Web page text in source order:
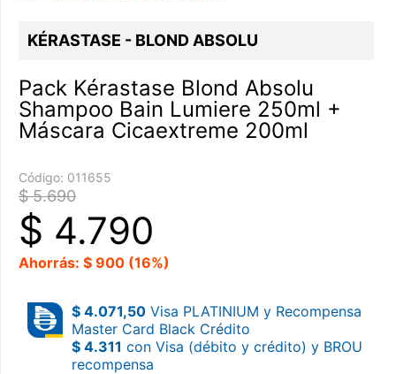
KÉRASTASE - BLOND ABSOLU
Pack Kérastase Blond Absolu
Shampoo Bain Lumiere 250ml +
Máscara Cicaextreme 200ml
Código: 011655
$ 5.690
$ 4.790
Ahorrás: $ 900 (16%)
$ 4.071,50 Visa PLATINIUM y Recompensa
Master Card Black Crédito
$ 4.311 con Visa (débito y crédito) y BROU
recompensa